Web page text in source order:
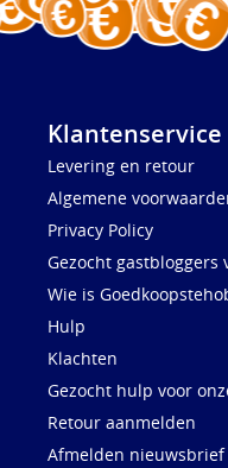
Klantenservice
Levering en retour
Algemene
Privacy Policy
Gezocht gastbloggers
Wie is
Hulp
Klachten
Gezocht hulp voor
Retour aanmelden
Afmelden nieuwsbrief